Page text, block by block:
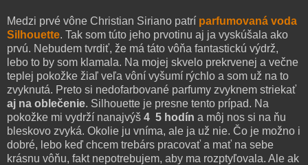
Medzi prvé vône Christian Siriano patrí parfumovaná voda
Silhouette. Tak som túto jeho prvotinu aj ja vyskúšala ako
prvú. Nebudem tvrdiť, že má táto vôňa fantastickú výdrž,
lebo to by som klamala. Na mojej skvelo prekrvenej a večne
teplej pokožke žiaľ veľa vôní vyšumí rýchlo a som už na to
zvyknutá. Preto si nedofarbované parfumy zvyknem striekať
aj na oblečenie. Silhouette je presne tento prípad. Na
pokožke mi vydrží nanajvýš 4 5 hodín a môj nos si na ňu
bleskovo zvyká. Okolie ju vníma, ale ja už nie. Čo je možno i
dobré, lebo keď chcem trebárs pracovať a mať na sebe
krásnu vôňu, fakt nepotrebujem, aby ma rozptyľovala. Ale ak